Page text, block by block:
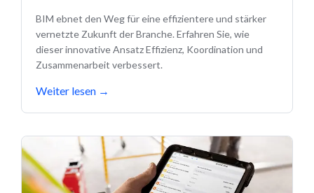
BIM ebnet den Weg für eine effizientere und stärker
vernetzte Zukunft der Branche. Erfahren Sie, wie
dieser innovative Ansatz Effizienz, Koordination und
Zusammenarbeit verbessert.
Weiter lesen →